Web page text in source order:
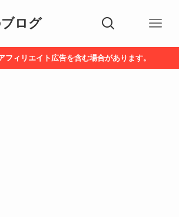
ログ
フィリエイト広告を含む場合があります。